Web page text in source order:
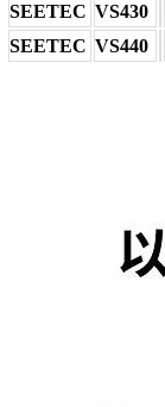
SEETEC VS430
SEETEC VS440